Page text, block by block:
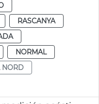
RASCANYA
NORMAL
NORD